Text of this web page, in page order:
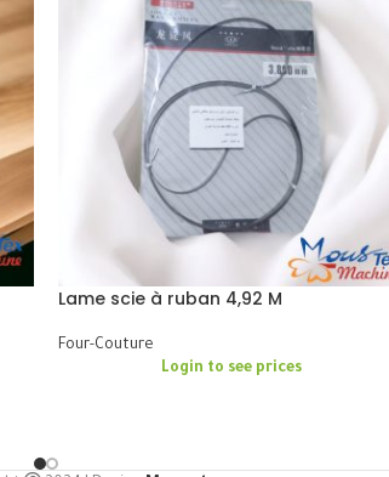
Lame scie à ruban 4,92 M
Four-Couture
Login to see prices